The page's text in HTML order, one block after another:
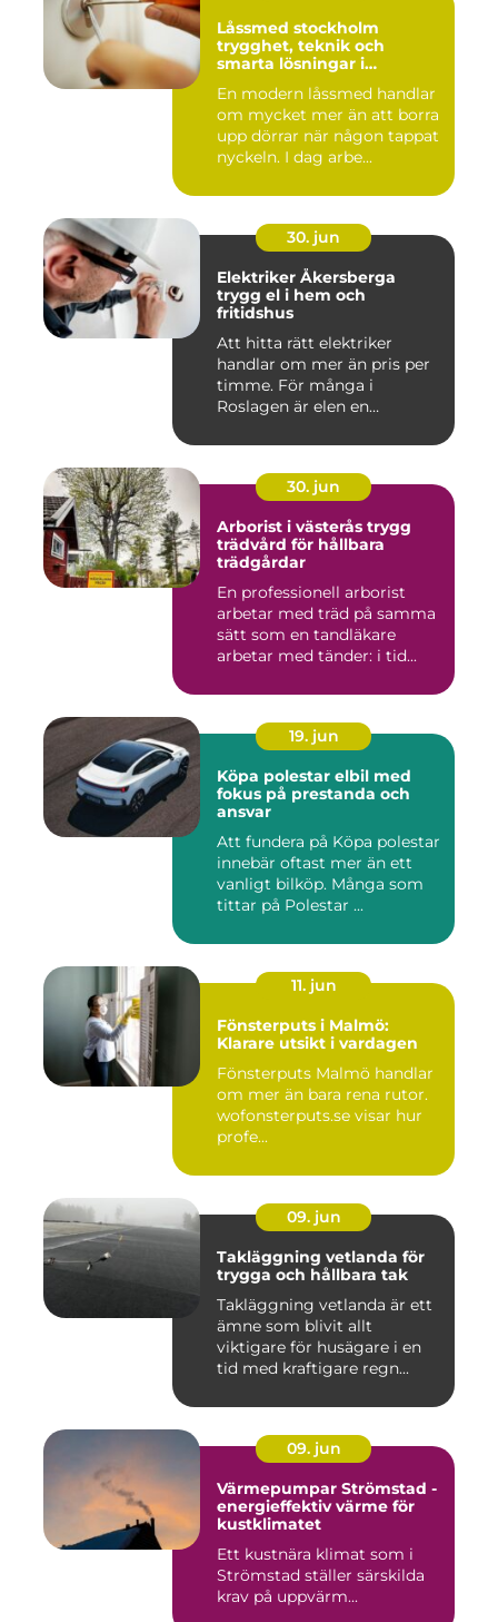
Låssmed stockholm
trygghet, teknik och
smarta lösningar i
En modern låssmed handlar
om mycket mer än att borra
upp dörrar när någon tappat
nyckeln. I dag arbe...
30. jun
Elektriker Åkersberga
trygg el i hem och
fritidshus
Att hitta rätt elektriker
handlar om mer än pris per
timme. För många i
Roslagen är elen en
30. jun
Arborist i västerås trygg
trädvård för hållbara
trädgårdar
En professionell arborist
arbetar med träd på samma
sätt som en tandläkare
arbetar med tänder: i tid...
19. jun
Köpa polestar elbil med
fokus på prestanda och
ansvar
Att fundera på Köpa polestar
innebär oftast mer än ett
vanligt bilköp. Många som
tittar på Polestar ...
11. jun
Fönsterputs i Malmö:
Klarare utsikt i vardagen
Fönsterputs Malmö handlar
om mer än bara rena rutor.
wofonsterputs.se visar hur
profe...
09. jun
Takläggning vetlanda för
trygga och hållbara tak
Takläggning vetlanda är ett
ämne som blivit allt
viktigare för husägare i en
tid med kraftigare regn...
09. jun
Värmepumpar Strömstad -
energieffektiv värme för
kustklimatet
Ett kustnära klimat som i
Strömstad ställer särskilda
krav på uppvärm...